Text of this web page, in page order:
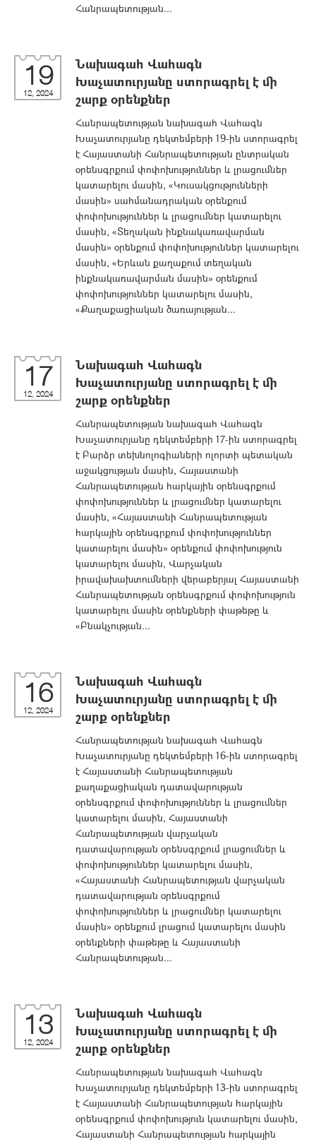
Հանրապետության...
19
12, 2024
Նախագահ Վահագն
Խաչատուրյանը ստորագրել է մի
շարք օրենքներ
Հանրապետության նախագահ Վահագն
Խաչատուրյանը դեկտեմբերի 19-ին ստորագրել
է Հայաստանի Հանրապետության ընտրական
օրենսգրքում փոփոխություններ և լրացումներ
կատարելու մասին, «Կուսակցությունների
մասին» սահմանադրական օրենքում
փոփոխություններ և լրացումներ կատարելու
մասին, «Տեղական ինքնակառավարման
մասին» օրենքում փոփոխություններ կատարելու
մասին, «Երևան քաղաքում տեղական
ինքնակառավարման մասին» օրենքում
փոփոխություններ կատարելու մասին,
«Քաղաքացիական ծառայության...
17
12, 2024
Նախագահ Վահագն
Խաչատուրյանը ստորագրել է մի
շարք օրենքներ
Հանրապետության նախագահ Վահագն
Խաչատուրյանը դեկտեմբերի 17-ին ստորագրել
է Բարձր տեխնոլոգիաների ոլորտի պետական
աջակցության մասին, Հայաստանի
Հանրապետության հարկային օրենսգրքում
փոփոխություններ և լրացումներ կատարելու
մասին, «Հայաստանի Հանրապետության
հարկային օրենսգրքում փոփոխություններ
կատարելու մասին» օրենքում փոփոխություն
կատարելու մասին, Վարչական
իրավախախտումների վերաբերյալ Հայաստանի
Հանրապետության օրենսգրքում փոփոխություն
կատարելու մասին օրենքների փաթեթը և
«Բնակչության...
16
12, 2024
Նախագահ Վահագն
Խաչատուրյանը ստորագրել է մի
շարք օրենքներ
Հանրապետության նախագահ Վահագն
Խաչատուրյանը դեկտեմբերի 16-ին ստորագրել
է Հայաստանի Հանրապետության
քաղաքացիական դատավարության
օրենսգրքում փոփոխություններ և լրացումներ
կատարելու մասին, Հայաստանի
Հանրապետության վարչական
դատավարության օրենսգրքում լրացումներ և
փոփոխություններ կատարելու մասին,
«Հայաստանի Հանրապետության վարչական
դատավարության օրենսգրքում
փոփոխություններ և լրացումներ կատարելու
մասին» օրենքում լրացում կատարելու մասին
օրենքների փաթեթը և Հայաստանի
Հանրապետության...
13
12, 2024
Նախագահ Վահագն
Խաչատուրյանը ստորագրել է մի
շարք օրենքներ
Հանրապետության նախագահ Վահագն
Խաչատուրյանը դեկտեմբերի 13-ին ստորագրել
է Հայաստանի Հանրապետության հարկային
օրենսգրքում փոփոխություն կատարելու մասին,
Հայաստանի Հանրապետության հարկային